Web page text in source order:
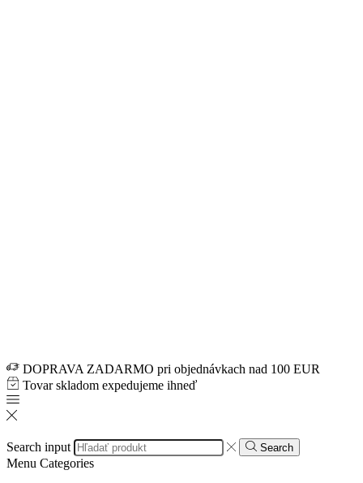
DOPRAVA ZADARMO pri objednávkach nad 100 EUR
Tovar skladom expedujeme ihneď
Search input Search
Menu Categories